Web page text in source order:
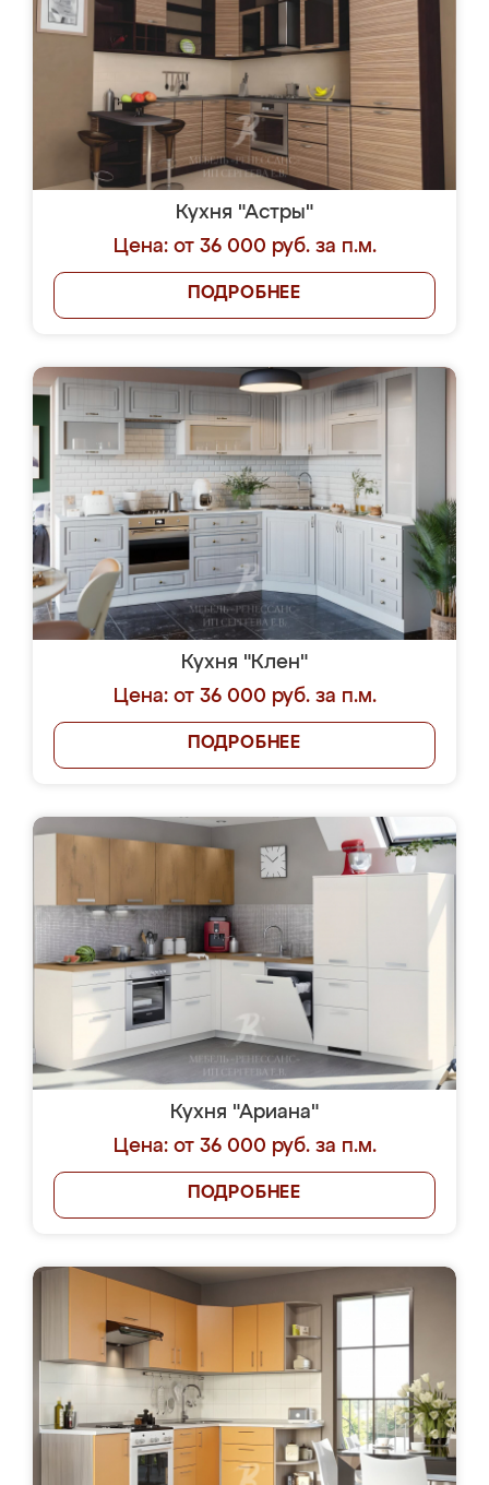
Кухня "Астры"
Цена: от 36 000 руб. за п.м.
ПОДРОБНЕЕ
Кухня "Клен"
Цена: от 36 000 руб. за п.м.
ПОДРОБНЕЕ
Кухня "Ариана"
Цена: от 36 000 руб. за п.м.
ПОДРОБНЕЕ